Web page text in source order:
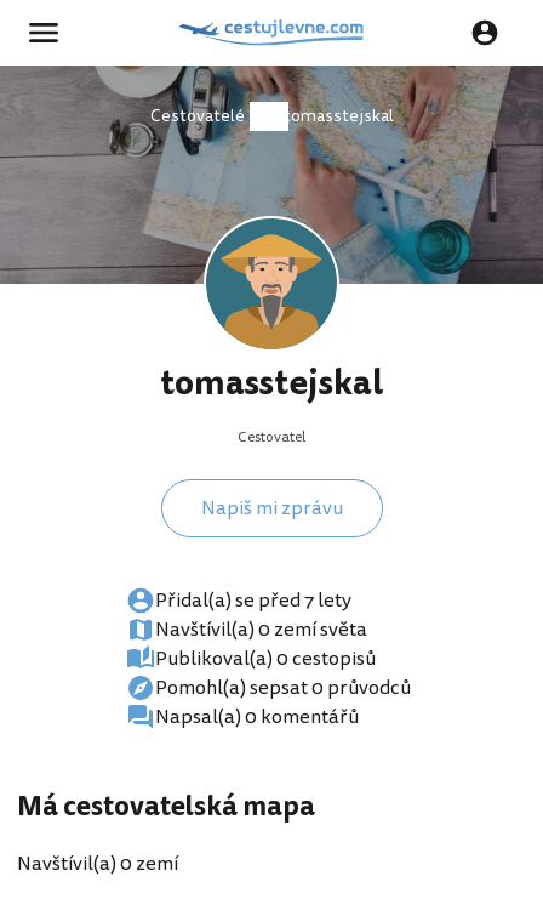
Cestovatelé tomasstejskal
tomasstejskal
Cestovatel
Napiš mi zprávu
Přidal(a) se před 7 lety
Navštívil(a) 0 zemí světa
Publikoval(a) 0 cestopisů
Pomohl(a) sepsat 0 průvodců
Napsal(a) 0 komentářů
Má cestovatelská mapa
Navštívil(a) 0 zemí